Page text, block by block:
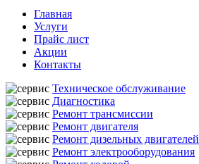
Главная
Услуги
Прайс лист
Акции
Контакты
Техническое обслуживание
Диагностика
Ремонт трансмиссии
Ремонт двигателя
Ремонт дизельных двигателей
Ремонт электрооборудования